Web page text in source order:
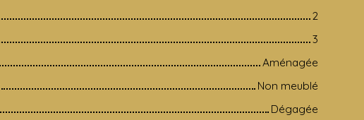
2
3
Aménagée
Non meublé
Dégagée